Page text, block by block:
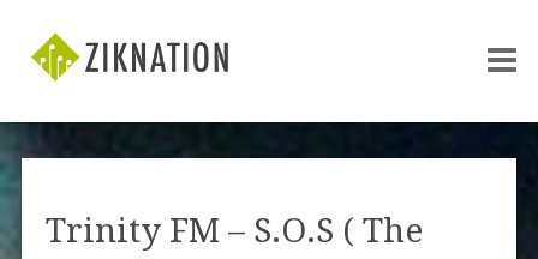
Trinity FM – S.O.S ( The